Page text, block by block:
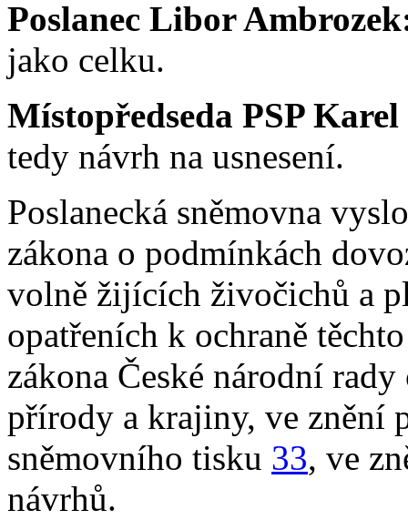
Poslanec Libor
jako celku.
Místopředseda PSP
tedy návrh na usnesení.
Poslanecká sněmovna
zákona o podmínkách
volně žijících živočichů a
opatřeních k ochraně
zákona České národní
přírody a krajiny, ve znění
sněmovního tisku 33, ve
návrhů.